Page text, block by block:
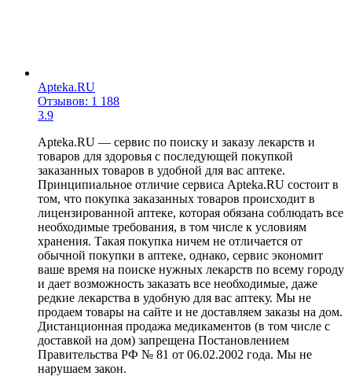
Apteka.RU
Отзывов: 1 188
3.9
Apteka.RU — сервис по поиску и заказу лекарств и
товаров для здоровья с последующей покупкой
заказанных товаров в удобной для вас аптеке.
Принципиальное отличие сервиса Apteka.RU состоит в
том, что покупка заказанных товаров происходит в
лицензированной аптеке, которая обязана соблюдать все
необходимые требования, в том числе к условиям
хранения. Такая покупка ничем не отличается от
обычной покупки в аптеке, однако, сервис экономит
ваше время на поиске нужных лекарств по всему городу
и дает возможность заказать все необходимые, даже
редкие лекарства в удобную для вас аптеку. Мы не
продаем товары на сайте и не доставляем заказы на дом.
Дистанционная продажа медикаментов (в том числе с
доставкой на дом) запрещена Постановлением
Правительства РФ № 81 от 06.02.2002 года. Мы не
нарушаем закон.